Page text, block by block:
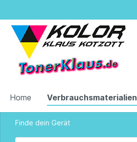
Home Verbrauchsmaterialien
Finde dein Gerät